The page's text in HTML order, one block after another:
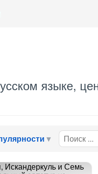
языке,